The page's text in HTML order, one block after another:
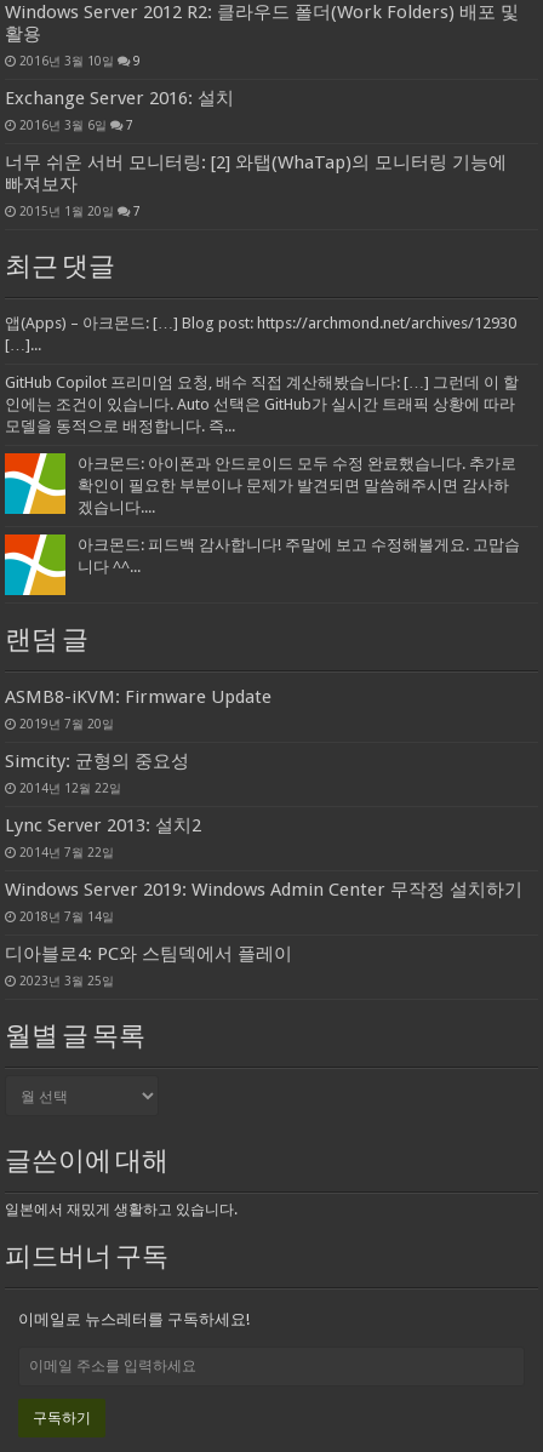
Windows Server 2012 R2: 클라우드 폴더(Work Folders) 배포 및
활용
2016년 3월 10일 9
Exchange Server 2016: 설치
2016년 3월 6일 7
너무 쉬운 서버 모니터링: [2] 와탭(WhaTap)의 모니터링 기능에
빠져보자
2015년 1월 20일 7
최근 댓글
앱(Apps) – 아크몬드: […] Blog post: https://archmond.net/archives/12930
[…]...
GitHub Copilot 프리미엄 요청, 배수 직접 계산해봤습니다: […] 그런데 이 할
인에는 조건이 있습니다. Auto 선택은 GitHub가 실시간 트래픽 상황에 따라
모델을 동적으로 배정합니다. 즉...
아크몬드: 아이폰과 안드로이드 모두 수정 완료했습니다. 추가로
확인이 필요한 부분이나 문제가 발견되면 말씀해주시면 감사하
겠습니다....
아크몬드: 피드백 감사합니다! 주말에 보고 수정해볼게요. 고맙습
니다 ^^...
랜덤 글
ASMB8-iKVM: Firmware Update
2019년 7월 20일
Simcity: 균형의 중요성
2014년 12월 22일
Lync Server 2013: 설치2
2014년 7월 22일
Windows Server 2019: Windows Admin Center 무작정 설치하기
2018년 7월 14일
디아블로4: PC와 스팀덱에서 플레이
2023년 3월 25일
월별 글 목록
목
록
글쓴이에 대해
일본에서 재밌게 생활하고 있습니다.
피드버너 구독
이메일로 뉴스레터를 구독하세요!